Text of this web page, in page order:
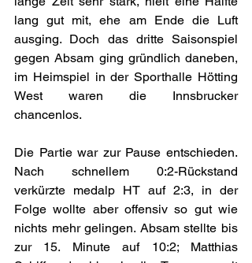
lang gut mit, ehe am Ende die Luft
ausging. Doch das dritte Saisonspiel
gegen Absam ging gründlich daneben,
im Heimspiel in der Sporthalle Hötting
West waren die Innsbrucker
chancenlos.
Die Partie war zur Pause entschieden.
Nach schnellem 0:2-Rückstand
verkürzte medalp HT auf 2:3, in der
Folge wollte aber offensiv so gut wie
nichts mehr gelingen. Absam stellte bis
zur 15. Minute auf 10:2; Matthias